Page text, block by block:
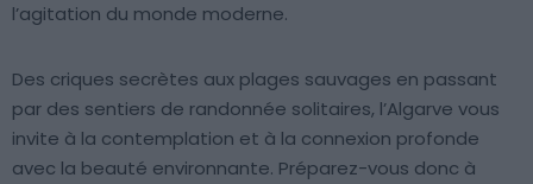
l’agitation du monde moderne.
Des criques secrètes aux plages sauvages en passant
par des sentiers de randonnée solitaires, l’Algarve vous
invite à la contemplation et à la connexion profonde
avec la beauté environnante. Préparez-vous donc à